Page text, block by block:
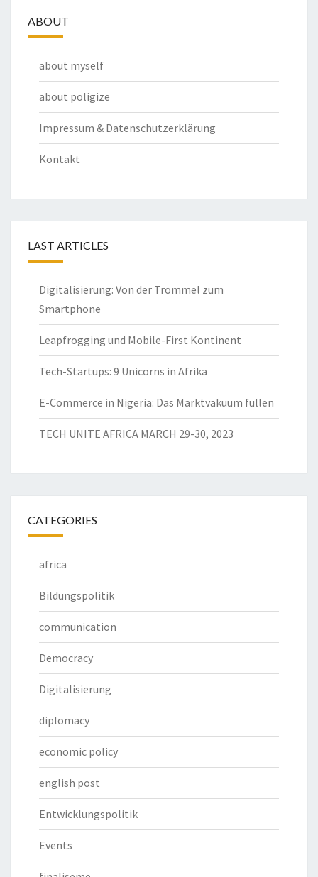
ABOUT
about myself
about poligize
Impressum & Datenschutzerklärung
Kontakt
LAST ARTICLES
Digitalisierung: Von der Trommel zum
Smartphone
Leapfrogging und Mobile-First Kontinent
Tech-Startups: 9 Unicorns in Afrika
E-Commerce in Nigeria: Das Marktvakuum füllen
TECH UNITE AFRICA MARCH 29-30, 2023
CATEGORIES
africa
Bildungspolitik
communication
Democracy
Digitalisierung
diplomacy
economic policy
english post
Entwicklungspolitik
Events